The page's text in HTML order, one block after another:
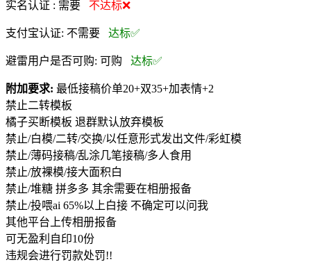
实名认证 : 需要 不达标❌
支付宝认证: 不需要 达标✅
避雷用户是否可购: 可购 达标✅
附加要求: 最低接稿价单20+双35+加表情+2
禁止二转模板
橘子买断模板 退群默认放弃模板
禁止/白模/二转/交换/以任意形式发出文件/彩虹模
禁止/薄码接稿/乱涂几笔接稿/多人食用
禁止/放裸模/接大面积白
禁止/堆糖 拼多多 其余需要在相册报备
禁止/投喂ai 65%以上白接 不确定可以问我
其他平台上传相册报备
可无盈利自印10份
违规会进行罚款处罚!!